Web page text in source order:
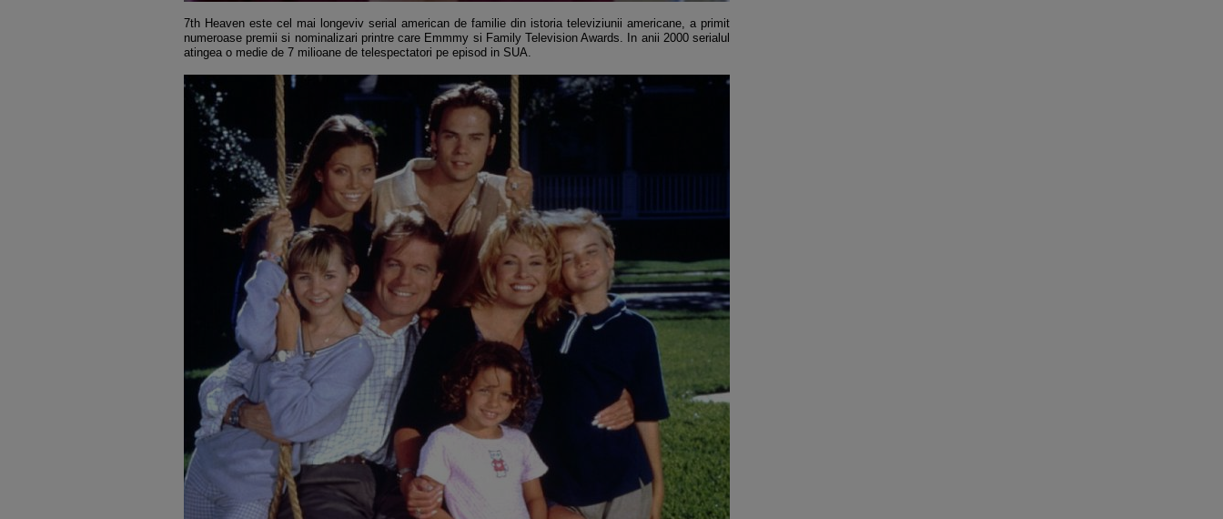
7th Heaven este cel mai longeviv serial american de familie din istoria televiziunii americane, a primit
numeroase premii si nominalizari printre care Emmmy si Family Television Awards. In anii 2000 serialul
atingea o medie de 7 milioane de telespectatori pe episod in SUA.